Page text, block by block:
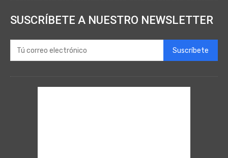
SUSCRÍBETE A NUESTRO NEWSLETTER
Suscríbete